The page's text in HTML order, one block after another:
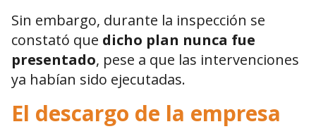
Sin embargo, durante la inspección se
constató que dicho plan nunca fue
presentado, pese a que las intervenciones
ya habían sido ejecutadas.
El descargo de la empresa